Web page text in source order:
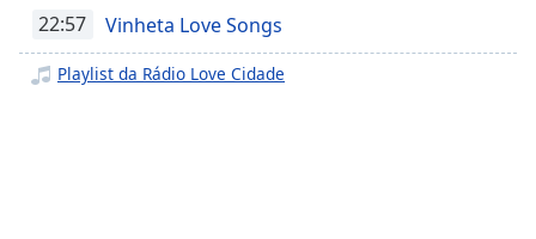
Descriptions
descriptions
22:57 Vinheta Love Songs
Playlist da Rádio Love Cidade